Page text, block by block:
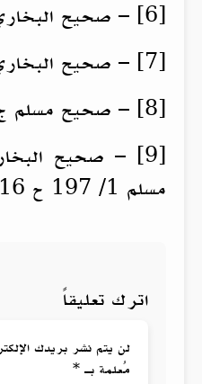
[6] – صحيح البخاري ج 2 ص 771
[7] – صحيح البخاري ج 5 ص 2323
[8] – صحيح مسلم ج 4 ص 1968
مسلم 1/ 197 ح 216
اترك تعليقاً
لن يتم نشر بريدك
مُعلمة بـ *